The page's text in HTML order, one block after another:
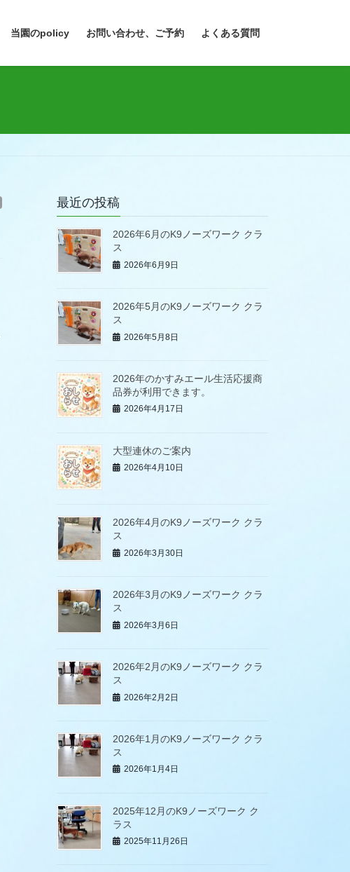
当園のpolicy お問い合わせ、ご予約 よくある質問
最近の投稿
2026年6月のK9ノーズワーク クラ
ス
2026年6月9日
2026年5月のK9ノーズワーク クラ
ス
2026年5月8日
2026年のかすみエール生活応援商
品券が利用できます。
2026年4月17日
大型連休のご案内
2026年4月10日
2026年4月のK9ノーズワーク クラ
ス
2026年3月30日
2026年3月のK9ノーズワーク クラ
ス
2026年3月6日
2026年2月のK9ノーズワーク クラ
ス
2026年2月2日
2026年1月のK9ノーズワーク クラ
ス
2026年1月4日
2025年12月のK9ノーズワーク ク
ラス
2025年11月26日